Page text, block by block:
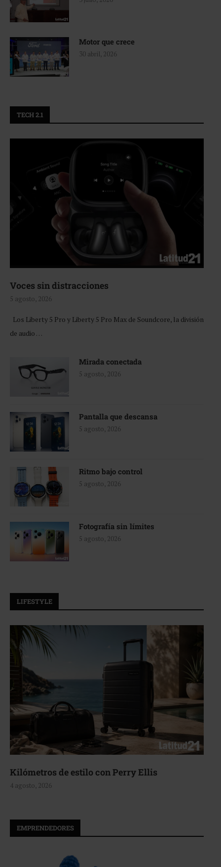
Motor que crece
30 abril, 2026
TECH 2.1
Voces sin distracciones
5 agosto, 2026
Los Liberty 5 Pro y Liberty 5 Pro Max de Soundcore, la división
de audio …
Mirada conectada
5 agosto, 2026
Pantalla que descansa
5 agosto, 2026
Ritmo bajo control
5 agosto, 2026
Fotografía sin límites
5 agosto, 2026
LIFESTYLE
Kilómetros de estilo con Perry Ellis
4 agosto, 2026
EMPRENDEDORES